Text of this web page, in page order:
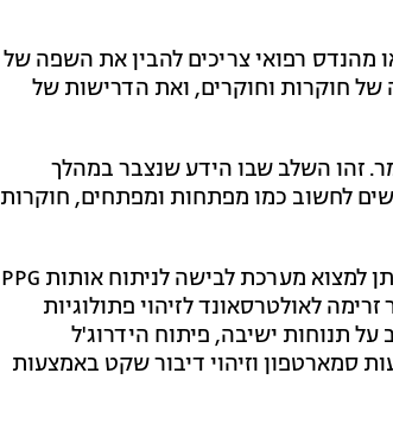
מהנדס רפואי צריכים להבין את השפה של
חוקרות וחוקרים, ואת הדרישות של
זהו השלב שבו הידע שנצבר במהלך
לחשוב כמו מפתחות ומפתחים, חוקרות
בין פרויקטי הגמר המופיעים במסלול להנדסה רפואית באפקה ניתן למצוא מערכת לבישה לניתוח אותות PPG
לאולטרסאונד לזיהוי פתולוגיות
תנוחות ישיבה, פיתוח הידרוג'ל
סמארטפון וזיהוי דיבור שקט באמצעות